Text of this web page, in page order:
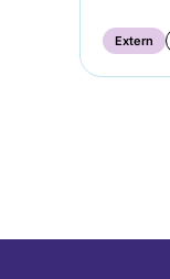
Extern